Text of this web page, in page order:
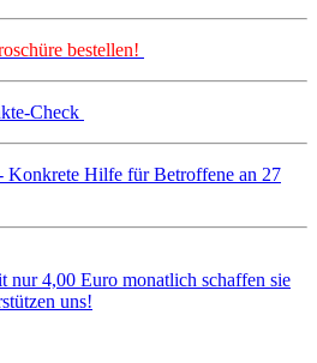
bestellen!
Check
Konkrete Hilfe für Betroffene an 27
nur 4,00 Euro monatlich schaffen sie
uns!